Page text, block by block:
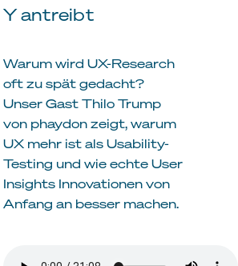
Y antreibt
Warum wird UX-Research
oft zu spät gedacht?
Unser Gast Thilo Trump
von phaydon zeigt, warum
UX mehr ist als Usability-
Testing und wie echte User
Insights Innovationen von
Anfang an besser machen.